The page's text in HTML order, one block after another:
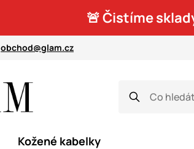
🚨 Čistíme
obchod@glam.cz
Kožené kabelky